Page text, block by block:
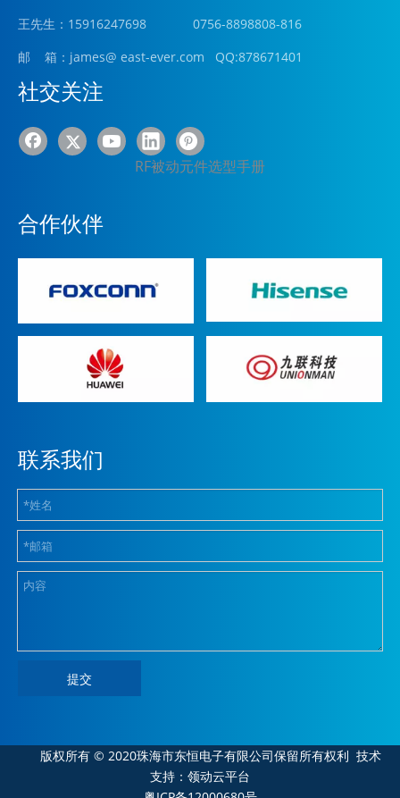
王先生：15916247698 0756-8898808-816
邮 箱：james@ east-ever.com QQ:878671401
社交关注
RF被动元件选型手册
合作伙伴
联系我们
提交
版权所有 © 2020珠海市东恒电子有限公司保留所有权利 技术
支持：领动云平台